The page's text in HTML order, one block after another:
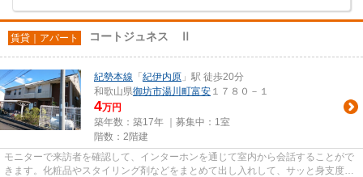
賃貸｜アパート コートジュネス Ⅱ
紀勢本線 「 紀伊内原 」駅 徒歩20分
和歌山県御坊市湯川町富安 １７８０－１
4万円
築年数：築17年 ｜募集中： 1室
階数：2階建
モニターで来訪者を確認して、インターホンを通じて室内から会話することがで
きます。化粧品やスタイリング剤などをまとめて出し入れして、サッと身支度を